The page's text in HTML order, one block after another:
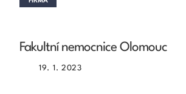
Fakultní nemocnice Olomouc
19. 1. 2023